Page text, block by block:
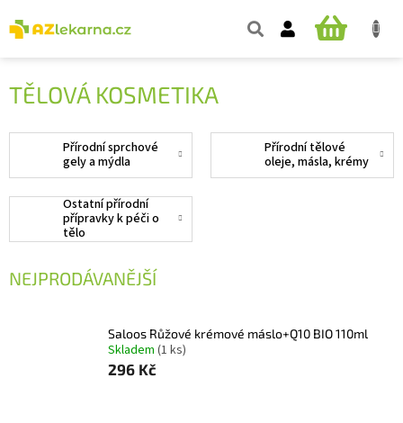
na
obsah
NÁKUPNÍ
TĚLOVÁ KOSMETIKA
Přírodní sprchové
gely a mýdla
Přírodní tělové
oleje, másla, krémy
Ostatní přírodní
přípravky k péči o
tělo
NEJPRODÁVANĚJŠÍ
Saloos Růžové krémové máslo+Q10 BIO 110ml
Skladem (1 ks)
296 Kč